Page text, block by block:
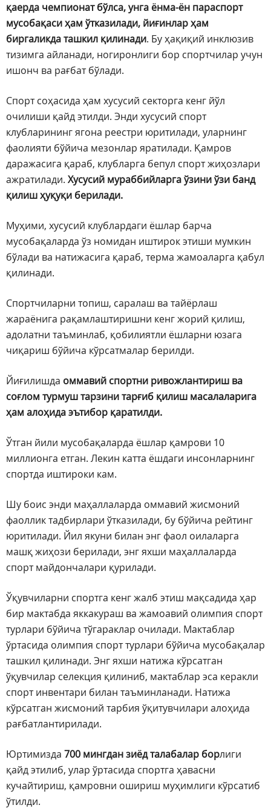
қаерда чемпионат бўлса, унга ёнма-ён параспорт
мусобақаси ҳам ўтказилади, йиғинлар ҳам
биргаликда ташкил қилинади. Бу ҳақиқий инклюзив
тизимга айланади, ногиронлиги бор спортчилар учун
ишонч ва рағбат бўлади.
Спорт соҳасида ҳам хусусий секторга кенг йўл
очилиши қайд этилди. Энди хусусий спорт
клубларининг ягона реестри юритилади, уларнинг
фаолияти бўйича мезонлар яратилади. Қамров
даражасига қараб, клубларга бепул спорт жиҳозлари
ажратилади. Хусусий мураббийларга ўзини ўзи банд
қилиш ҳуқуқи берилади.
Муҳими, хусусий клублардаги ёшлар барча
мусобақаларда ўз номидан иштирок этиши мумкин
бўлади ва натижасига қараб, терма жамоаларга қабул
қилинади.
Спортчиларни топиш, саралаш ва тайёрлаш
жараёнига рақамлаштиришни кенг жорий қилиш,
адолатни таъминлаб, қобилиятли ёшларни юзага
чиқариш бўйича кўрсатмалар берилди.
Йиғилишда оммавий спортни ривожлантириш ва
соғлом турмуш тарзини тарғиб қилиш масалаларига
ҳам алоҳида эътибор қаратилди.
Ўтган йили мусобақаларда ёшлар қамрови 10
миллионга етган. Лекин катта ёшдаги инсонларнинг
спортда иштироки кам.
Шу боис энди маҳаллаларда оммавий жисмоний
фаоллик тадбирлари ўтказилади, бу бўйича рейтинг
юритилади. Йил якуни билан энг фаол оилаларга
машқ жиҳози берилади, энг яхши маҳаллаларда
спорт майдончалари қурилади.
Ўқувчиларни спортга кенг жалб этиш мақсадида ҳар
бир мактабда яккакураш ва жамоавий олимпия спорт
турлари бўйича тўгараклар очилади. Мактаблар
ўртасида олимпия спорт турлари бўйича мусобақалар
ташкил қилинади. Энг яхши натижа кўрсатган
ўқувчилар селекция қилиниб, мактаблар эса керакли
спорт инвентари билан таъминланади. Натижа
кўрсатган жисмоний тарбия ўқитувчилари алоҳида
рағбатлантирилади.
Юртимизда 700 мингдан зиёд талабалар борлиги
қайд этилиб, улар ўртасида спортга ҳавасни
кучайтириш, қамровни ошириш муҳимлиги кўрсатиб
ўтилди.